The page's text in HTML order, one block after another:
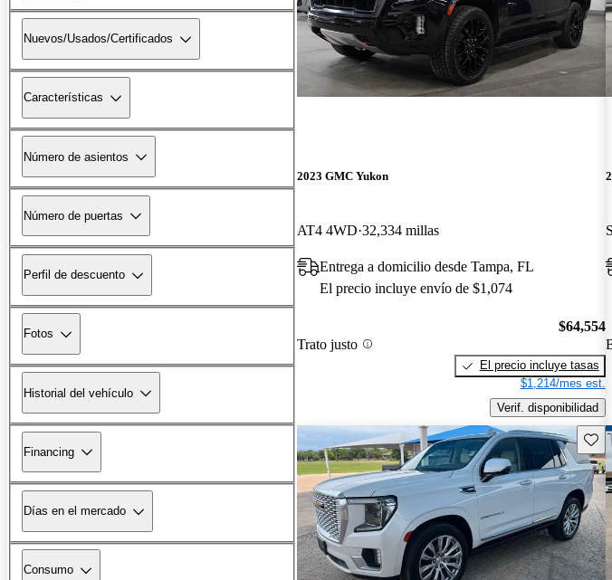
Nuevos/Usados/Certificados
Características
Número de asientos
Número de puertas
Perfil de descuento
Fotos
Historial del vehículo
Financing
Días en el mercado
Consumo
2023 GMC Yukon
AT4 4WD 32,334 millas
Entrega a domicilio desde Tampa, FL
El precio incluye envío de $1,074
Trato justo
$64,554
El precio incluye tasas
$1,214/mes est.
Verif. disponibilidad